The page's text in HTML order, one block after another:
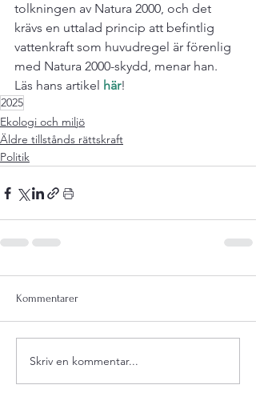
tolkningen av Natura 2000, och det
krävs en uttalad princip att befintlig
vattenkraft som huvudregel är förenlig
med Natura 2000-skydd, menar han.
Läs hans artikel här!
2025
Ekologi och miljö
Äldre tillstånds rättskraft
Politik
Kommentarer
Skriv en kommentar...